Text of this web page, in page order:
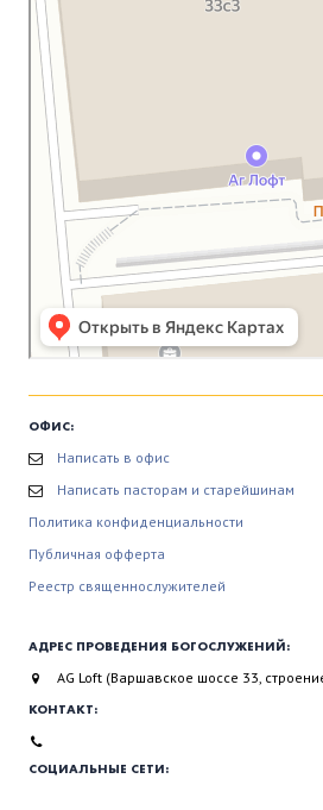
ОФИС:
Написать в офис
Написать пасторам и старейшинам
Политика конфиденциальности
Публичная офферта
Реестр священнослужителей
АДРЕС ПРОВЕДЕНИЯ БОГОСЛУЖЕНИЙ:
AG Loft (Варшавское шоссе 33,
КОНТАКТ:
СОЦИАЛЬНЫЕ СЕТИ: